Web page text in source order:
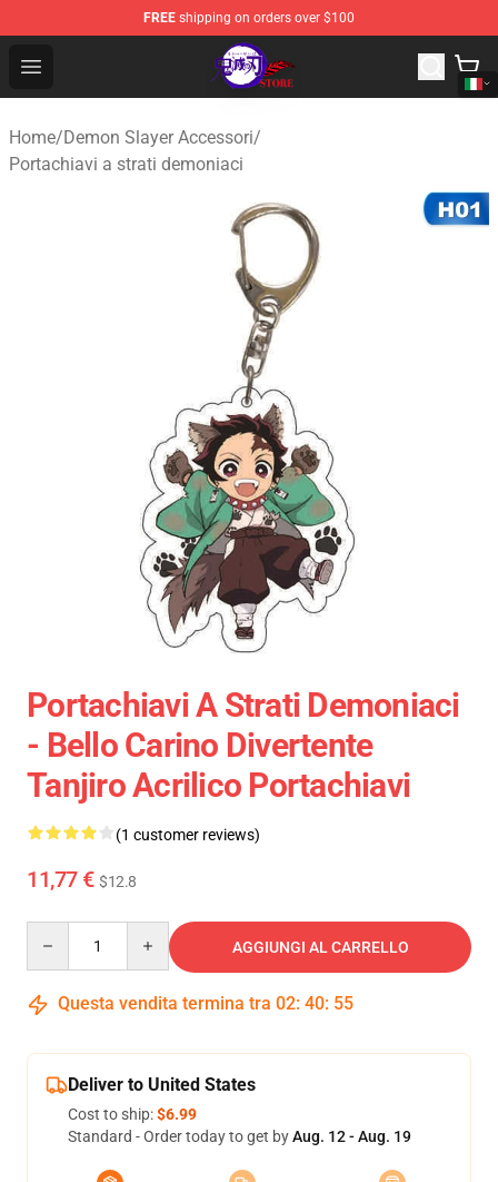
FREE shipping on orders over $100
Open menu
Kimetsu no Yaiba Store - Official Kimetsu no Yaiba
Home/Demon Slayer Accessori/
Portachiavi a strati demoniaci
Portachiavi A Strati Demoniaci
- Bello Carino Divertente
Tanjiro Acrilico Portachiavi
(1 customer reviews)
11,77 € $12.8
AGGIUNGI AL CARRELLO
Questa vendita termina tra 02: 40: 55
Deliver to United States
Cost to ship:$6.99
Standard - Order today to get byAug. 12 - Aug. 19